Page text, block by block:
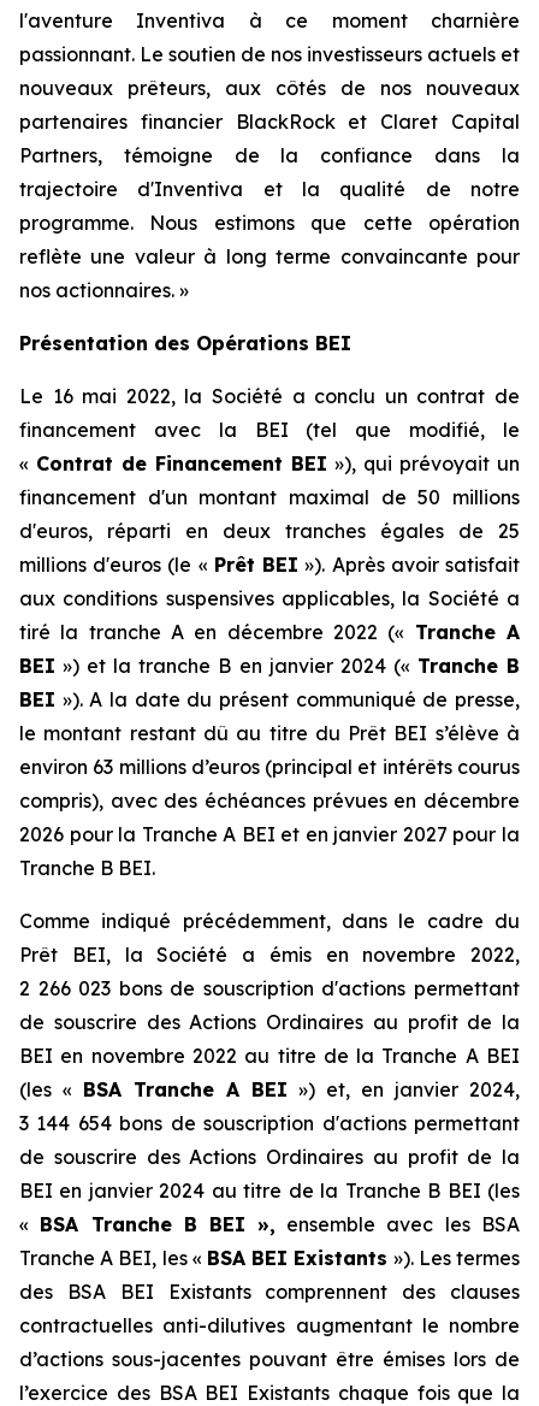
l'aventure Inventiva à ce moment charnière
passionnant. Le soutien de nos investisseurs actuels et
nouveaux prêteurs, aux côtés de nos nouveaux
partenaires financier BlackRock et Claret Capital
Partners, témoigne de la confiance dans la
trajectoire d'Inventiva et la qualité de notre
programme. Nous estimons que cette opération
reflète une valeur à long terme convaincante pour
nos actionnaires. »
Présentation des Opérations BEI
Le 16 mai 2022, la Société a conclu un contrat de
financement avec la BEI (tel que modifié, le
« Contrat de Financement BEI »), qui prévoyait un
financement d'un montant maximal de 50 millions
d'euros, réparti en deux tranches égales de 25
millions d'euros (le « Prêt BEI »). Après avoir satisfait
aux conditions suspensives applicables, la Société a
tiré la tranche A en décembre 2022 (« Tranche A
BEI ») et la tranche B en janvier 2024 (« Tranche B
BEI »). A la date du présent communiqué de presse,
le montant restant dû au titre du Prêt BEI s’élève à
environ 63 millions d’euros (principal et intérêts courus
compris), avec des échéances prévues en décembre
2026 pour la Tranche A BEI et en janvier 2027 pour la
Tranche B BEI.
Comme indiqué précédemment, dans le cadre du
Prêt BEI, la Société a émis en novembre 2022,
2 266 023 bons de souscription d'actions permettant
de souscrire des Actions Ordinaires au profit de la
BEI en novembre 2022 au titre de la Tranche A BEI
(les « BSA Tranche A BEI ») et, en janvier 2024,
3 144 654 bons de souscription d'actions permettant
de souscrire des Actions Ordinaires au profit de la
BEI en janvier 2024 au titre de la Tranche B BEI (les
« BSA Tranche B BEI », ensemble avec les BSA
Tranche A BEI, les « BSA BEI Existants »). Les termes
des BSA BEI Existants comprennent des clauses
contractuelles anti-dilutives augmentant le nombre
d’actions sous-jacentes pouvant être émises lors de
l’exercice des BSA BEI Existants chaque fois que la